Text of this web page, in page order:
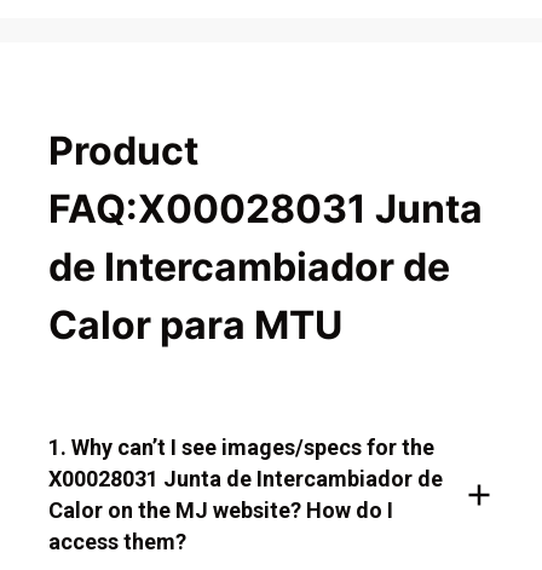
Product
FAQ:X00028031 Junta
de Intercambiador de
Calor para MTU
1. Why can’t I see images/specs for the
X00028031 Junta de Intercambiador de
Calor on the MJ website? How do I
access them?